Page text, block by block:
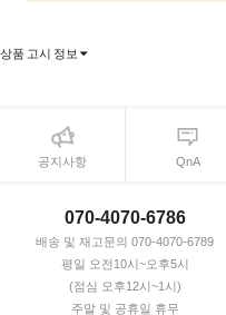
상품 고시 정보
공지사항 QnA
070-4070-6786
배송 및 재고문의 070-4070-6789
평일 오전10시~오후5시
(점심 오후12시~1시)
주말 및 공휴일 휴무